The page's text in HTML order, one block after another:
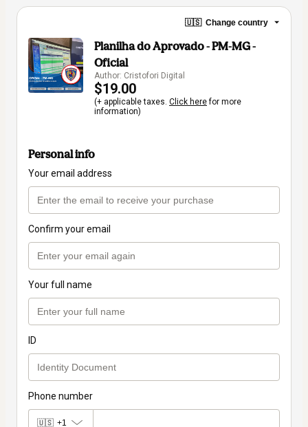
🇺🇸 Change country
Planilha do Aprovado - PM-MG -
Oficial
Author: Cristofori Digital
$19.00
(+ applicable taxes. Click herefor more
information)
Personal info
Your email address
Confirm your email
Your full name
ID
Phone number
🇺🇸 +1